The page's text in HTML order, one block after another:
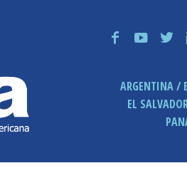
f y t
ARGENTINA
EL